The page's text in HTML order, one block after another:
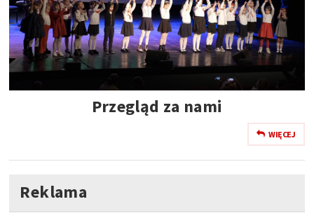
Przegląd za nami
WIĘCEJ
Reklama